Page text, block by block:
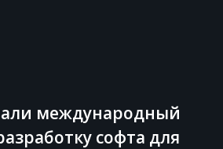
международный
софта для